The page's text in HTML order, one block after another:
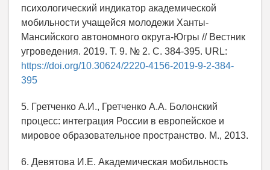
психологический индикатор академической
мобильности учащейся молодежи Ханты-
Мансийского автономного округа-Югры // Вестник
угроведения. 2019. Т. 9. № 2. С. 384-395. URL:
https://doi.org/10.30624/2220-4156-2019-9-2-384-
395
5. Гретченко А.И., Гретченко А.А. Болонский
процесс: интеграция России в европейское и
мировое образовательное пространство. М., 2013.
6. Девятова И.Е. Академическая мобильность